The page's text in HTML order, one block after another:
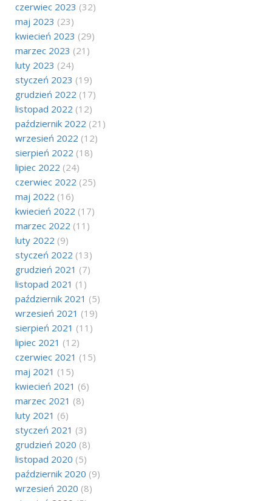
czerwiec 2023 (32)
maj 2023 (23)
kwiecień 2023 (29)
marzec 2023 (21)
luty 2023 (24)
styczeń 2023 (19)
grudzień 2022 (17)
listopad 2022 (12)
październik 2022 (21)
wrzesień 2022 (12)
sierpień 2022 (18)
lipiec 2022 (24)
czerwiec 2022 (25)
maj 2022 (16)
kwiecień 2022 (17)
marzec 2022 (11)
luty 2022 (9)
styczeń 2022 (13)
grudzień 2021 (7)
listopad 2021 (1)
październik 2021 (5)
wrzesień 2021 (19)
sierpień 2021 (11)
lipiec 2021 (12)
czerwiec 2021 (15)
maj 2021 (15)
kwiecień 2021 (6)
marzec 2021 (8)
luty 2021 (6)
styczeń 2021 (3)
grudzień 2020 (8)
listopad 2020 (5)
październik 2020 (9)
wrzesień 2020 (8)